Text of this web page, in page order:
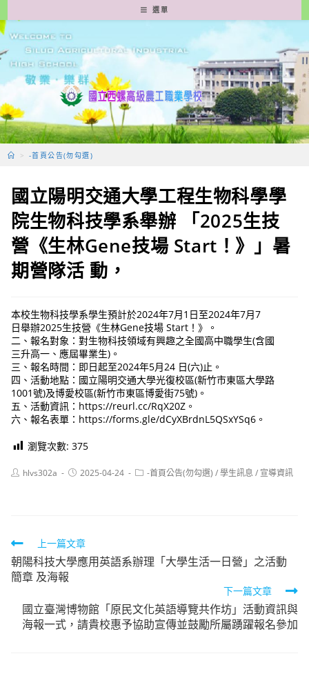
轉
至
要
容
選單
> -首頁公告(勿勾選)
國立陽明交通大學工程生物科學學
院生物科技學系舉辦 「2025生技
營《生林Gene技場 Start！》」暑
期營隊活 動，
本校生物科技學系學生預計於2024年7月1日至2024年7月7
日舉辦2025生技營《生林Gene技場 Start！》。
二、報名對象：對生物科技領域有興趣之全國高中職學生(含國
三升高一、應屆畢業生)。
三、報名時間：即日起至2024年5月24 日(六)止。
四、活動地點：國立陽明交通大學光復校區(新竹市東區大學路
1001號)及博愛校區(新竹市東區博愛街75號)。
五、活動資訊：https://reurl.cc/RqX20Z。
六、報名表單：https://forms.gle/dCyXBrdnL5QSxYSq6。
瀏覽次數: 375
Posthlvs302a
Post2025-04-24
Post-首頁公告(勿勾選) /學生訊息 / 宣導資訊
Read
more
articles
上一篇文章
朝陽科技大學應用英語系辦理「大學生活一日營」之活動
簡章 及海報
下一篇文章
國立臺灣博物館「原民文化英語導覽共作坊」活動資訊與
海報一式，請貴校惠予協助宣傳並鼓勵所屬踴躍報名參加